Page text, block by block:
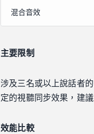
混合音效
主要限制
涉及三名或以上說話者
定的視聽同步效果，建
效能比較